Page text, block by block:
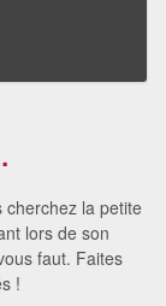
la petite
lors de son
faut. Faites
!